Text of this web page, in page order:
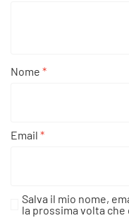
Nome *
Email *
Salva il mio nome,
la prossima volta che